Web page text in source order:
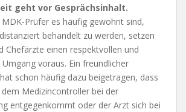
geht vor Gesprächsinhalt.
Prüfer es häufig gewohnt sind,
behandelt zu werden, setzen
Chefärzte einen respektvollen und
voraus. Ein freundlicher
schon häufig dazu beigetragen, dass
Medizincontroller bei der
entgegenkommt oder der Arzt sich bei